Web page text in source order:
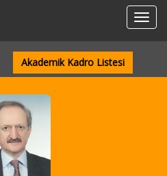
Akademik Kadro Listesi